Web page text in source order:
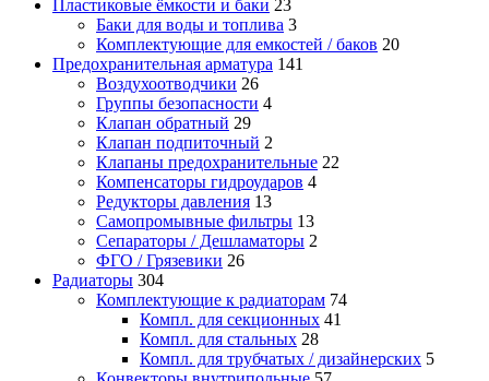
Пластиковые ёмкости и баки 23
Баки для воды и топлива 3
Комплектующие для емкостей / баков 20
Предохранительная арматура 141
Воздухоотводчики 26
Группы безопасности 4
Клапан обратный 29
Клапан подпиточный 2
Клапаны предохранительные 22
Компенсаторы гидроударов 4
Редукторы давления 13
Самопромывные фильтры 13
Сепараторы / Дешламаторы 2
ФГО / Грязевики 26
Радиаторы 304
Комплектующие к радиаторам 74
Компл. для секционных 41
Компл. для стальных 28
Компл. для трубчатых / дизайнерских 5